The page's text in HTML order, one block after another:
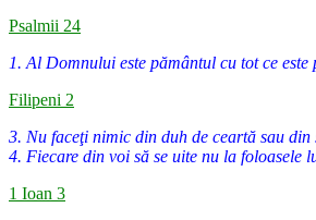
Psalmii 24
1. Al Domnului este pământul cu tot ce
Filipeni 2
3. Nu faceţi nimic din duh de ceartă sau
4. Fiecare din voi să se uite nu la foloasele
1 Ioan 3